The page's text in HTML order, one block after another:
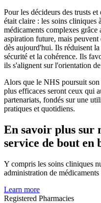
Pour les décideurs des trusts
était claire : les soins cliniques
médicaments complexes
aspiration future, mais
dès aujourd'hui. Ils réduisent
sécurité et la cohérence. Ils
ils s'alignent sur l'orientation
Alors que le NHS poursuit
plus efficaces seront ceux qui
partenariats, fondés sur une
pratiques et quotidiens.
En savoir plus sur
service de bout en
Y compris les soins cliniques
administration de médicaments
Learn more
Registered Pharmacies